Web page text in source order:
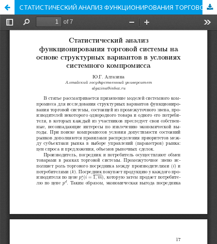
СТАТИСТИЧЕСКИЙ АНАЛИЗ ФУНКЦИОНИРОВАНИЯ ТОРГОВОЙ СИСТЕМЫ НА ОСНОВЕ СТРУКТУРНЫХ ВАРИАНТОВ В УСЛОВИЯХ СИСТЕМНОГО КОМПРОМИССА